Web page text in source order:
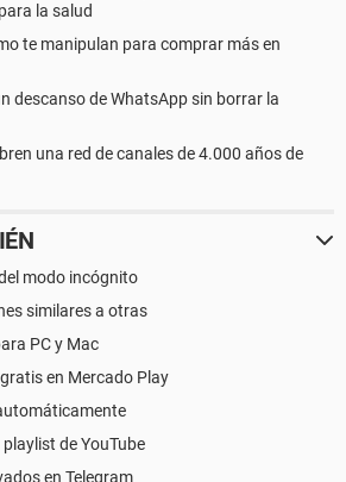
la salud
te manipulan para comprar más en
descanso de WhatsApp sin borrar la
una red de canales de 4.000 años de
modo incógnito
similares a otras
PC y Mac
en Mercado Play
de YouTube
en Telegram